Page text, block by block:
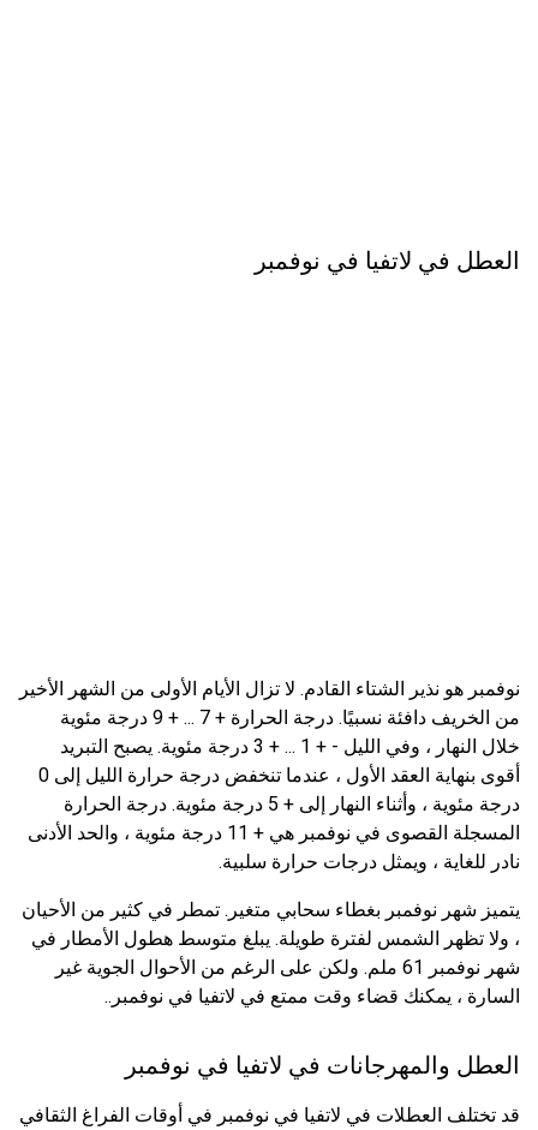
العطل في لاتفيا في نوفمبر
نوفمبر هو نذير الشتاء القادم. لا تزال الأيام الأولى من الشهر الأخير
من الخريف دافئة نسبيًا. درجة الحرارة + 7 ... + 9 درجة مئوية
خلال النهار ، وفي الليل - + 1 ... + 3 درجة مئوية. يصبح التبريد
أقوى بنهاية العقد الأول ، عندما تنخفض درجة حرارة الليل إلى 0
درجة مئوية ، وأثناء النهار إلى + 5 درجة مئوية. درجة الحرارة
المسجلة القصوى في نوفمبر هي + 11 درجة مئوية ، والحد الأدنى
نادر للغاية ، ويمثل درجات حرارة سلبية.
يتميز شهر نوفمبر بغطاء سحابي متغير. تمطر في كثير من الأحيان
، ولا تظهر الشمس لفترة طويلة. يبلغ متوسط ​​هطول الأمطار في
شهر نوفمبر 61 ملم. ولكن على الرغم من الأحوال الجوية غير
السارة ، يمكنك قضاء وقت ممتع في لاتفيا في نوفمبر..
العطل والمهرجانات في لاتفيا في نوفمبر
قد تختلف العطلات في لاتفيا في نوفمبر في أوقات الفراغ الثقافي